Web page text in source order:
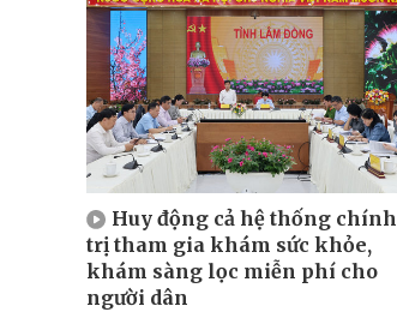
Huy động cả hệ thống chính
trị tham gia khám sức khỏe,
khám sàng lọc miễn phí cho
người dân